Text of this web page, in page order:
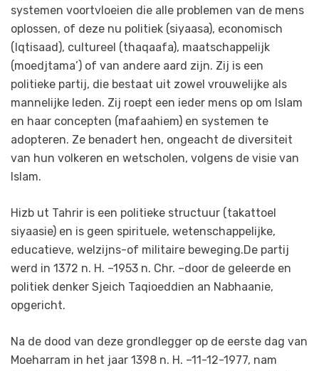
systemen voortvloeien die alle problemen van de mens
oplossen, of deze nu politiek (siyaasa), economisch
(Iqtisaad), cultureel (thaqaafa), maatschappelijk
(moedjtama’) of van andere aard zijn. Zij is een
politieke partij, die bestaat uit zowel vrouwelijke als
mannelijke leden. Zij roept een ieder mens op om Islam
en haar concepten (mafaahiem) en systemen te
adopteren. Ze benadert hen, ongeacht de diversiteit
van hun volkeren en wetscholen, volgens de visie van
Islam.
Hizb ut Tahrir is een politieke structuur (takattoel
siyaasie) en is geen spirituele, wetenschappelijke,
educatieve, welzijns-of militaire beweging.De partij
werd in 1372 n. H. –1953 n. Chr. –door de geleerde en
politiek denker Sjeich Taqioeddien an Nabhaanie,
opgericht.
Na de dood van deze grondlegger op de eerste dag van
Moeharram in het jaar 1398 n. H. –11-12-1977, nam